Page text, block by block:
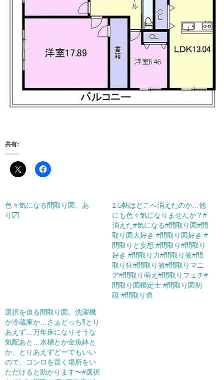
共有:
色々気になる間取り図、あ
り〼
1.5帖はどこへ消えたのか…他
にも色々気になりませんか？#
消えた#気になる#間取り図#間
取り図大好き #間取り図好き #
間取りと妄想 #間取り#間取り
好き #間取り力#間取り教#間
取り狂#間取り教#間取りマニ
ア#間取り萌え#間取りフェチ#
間取り図鑑定士 #間取り図初
段 #間取り道
選択を迫る間取り図。洗濯機
か冷蔵庫か…さぁどっち⁈とり
あえず…万年床になりそうな
気配あと…水槽とか金魚鉢と
か、とりあえずどーでもいい
ので、コンロを置く場所をい
ただけると助かります〜#選択